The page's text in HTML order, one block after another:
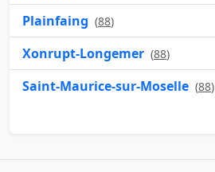
Plainfaing (88)
Xonrupt-Longemer (88)
Saint-Maurice-sur-Moselle (88)